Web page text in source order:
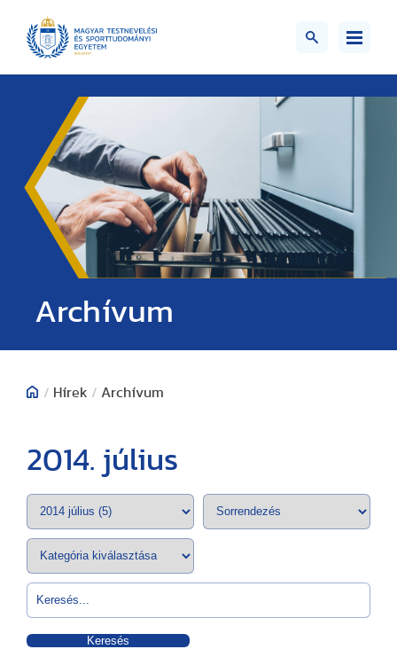
Archívum
/ Hírek / Archívum
2014. július
Keresés